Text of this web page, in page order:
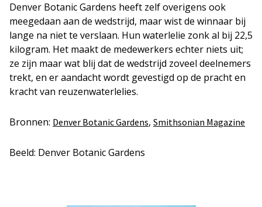
Denver Botanic Gardens heeft zelf overigens ook
meegedaan aan de wedstrijd, maar wist de winnaar bij
lange na niet te verslaan. Hun waterlelie zonk al bij 22,5
kilogram. Het maakt de medewerkers echter niets uit;
ze zijn maar wat blij dat de wedstrijd zoveel deelnemers
trekt, en er aandacht wordt gevestigd op de pracht en
kracht van reuzenwaterlelies.
Bronnen: Denver Botanic Gardens, Smithsonian Magazine
Beeld: Denver Botanic Gardens